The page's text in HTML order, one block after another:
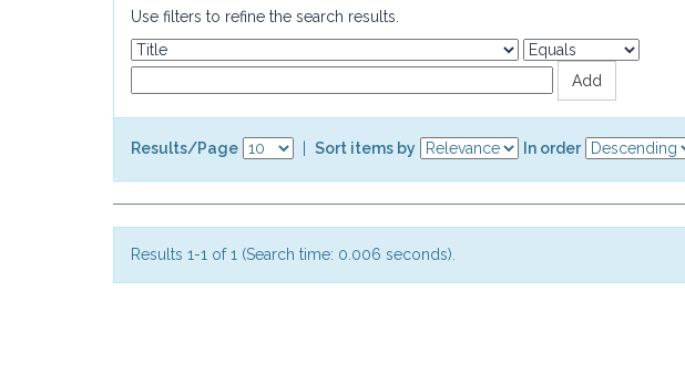
Use filters to refine the search results.
Results/Page Sort items by In order
Results 1-1 of 1 (Search time: 0.006 seconds).